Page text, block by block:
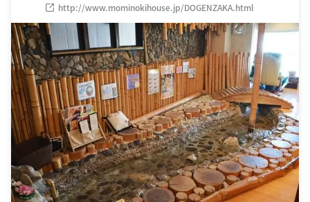
http://www.mominokihouse.jp/DOGENZAKA.html